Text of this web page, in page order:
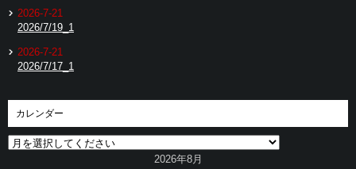
2026-7-21
2026/7/19_1
2026-7-21
2026/7/17_1
カレンダー
2026年8月